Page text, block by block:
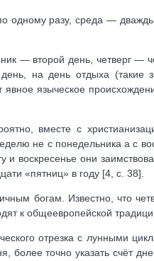
одному разу, среда —
— второй день, четверг —
на день отдыха (такие
языческое
вместе с
не с понедельника а с
и воскресенье они
«пятниц» в году [4, с. 38].
богам. Известно, что
к общеевропейской
отрезка с лунными
более точно указать счёт